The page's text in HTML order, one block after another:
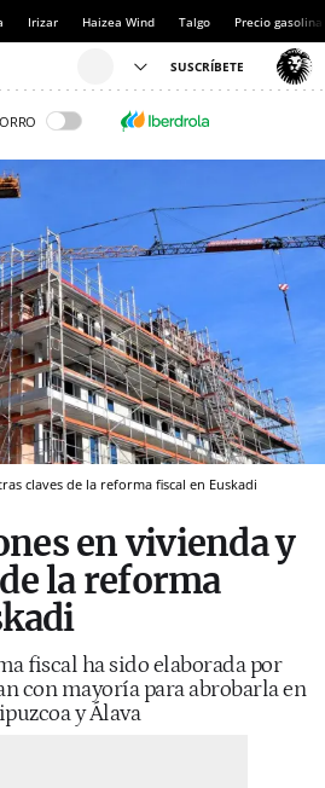
Irizar Haizea Wind Talgo Precio gasolina
claves de la reforma fiscal en Euskadi
en vivienda y
la reforma
fiscal ha sido elaborada por
con mayoría para abrobarla en
y Álava